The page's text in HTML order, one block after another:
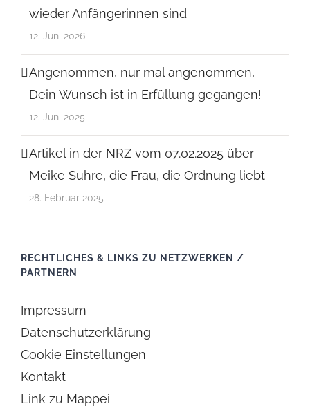
wieder Anfängerinnen sind
12. Juni 2026
Angenommen, nur mal angenommen,
Dein Wunsch ist in Erfüllung gegangen!
12. Juni 2025
Artikel in der NRZ vom 07.02.2025 über
Meike Suhre, die Frau, die Ordnung liebt
28. Februar 2025
RECHTLICHES & LINKS ZU NETZWERKEN /
PARTNERN
Impressum
Datenschutzerklärung
Cookie Einstellungen
Kontakt
Link zu Mappei